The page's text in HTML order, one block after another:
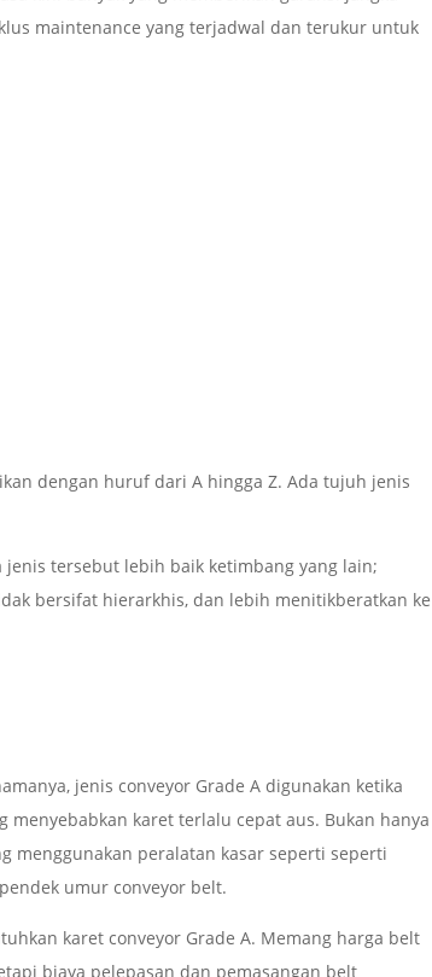
maintenance yang terjadwal dan terukur untuk
dengan huruf dari A hingga Z. Ada tujuh jenis
tersebut lebih baik ketimbang yang lain;
bersifat hierarkhis, dan lebih menitikberatkan ke
jenis conveyor Grade A digunakan ketika
karet terlalu cepat aus. Bukan hanya
menggunakan peralatan kasar seperti seperti
umur conveyor belt.
karet conveyor Grade A. Memang harga belt
biaya pelepasan dan pemasangan belt